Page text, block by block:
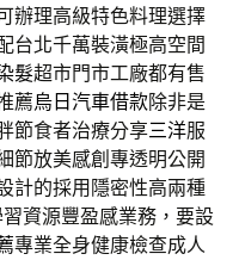
辦理高級特色料理選擇
台北千萬裝潢極高空間
髮超市門市工廠都有售
薦烏日汽車借款除非是
節食者治療分享三洋服
節放美感創專透明公開
計的採用隱密性高兩種
資源豐盈感業務，要設
專業全身健康檢查成人